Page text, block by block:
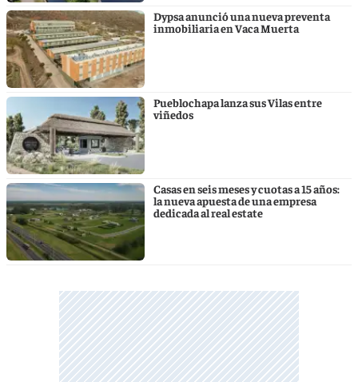
Dypsa anunció una nueva preventa
inmobiliaria en Vaca Muerta
Pueblochapa lanza sus Vilas entre
viñedos
Casas en seis meses y cuotas a 15 años:
la nueva apuesta de una empresa
dedicada al real estate